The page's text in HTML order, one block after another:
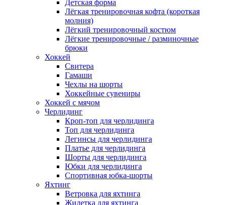
Детская форма
Лёгкая тренировочная кофта (короткая
молния)
Лёгкий тренировочный костюм
Лёгкие тренировочные / разминочные
брюки
Хоккей
Свитера
Гамаши
Чехлы на шорты
Хоккейные сувениры
Хоккей с мячом
Черлидинг
Кроп-топ для черлидинга
Топ для черлидинга
Легинсы для черлидинга
Платье для черлидинга
Шорты для черлидинга
Юбки для черлидинга
Спортивная юбка-шорты
Яхтинг
Ветровка для яхтинга
Жилетка для яхтинга